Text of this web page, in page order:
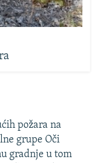
požara na
grupe Oči
gradnje u tom